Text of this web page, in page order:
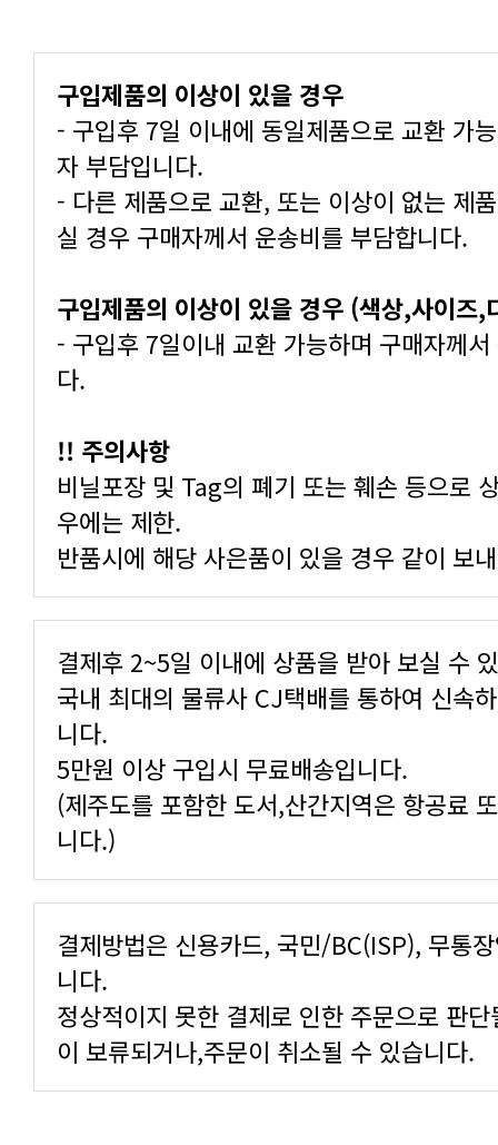
구입제품의 이상이 있을 경우
자 부담입니다.
실 경우 구매자께서 운송비를 부담합니다.
구입제품의 이상이 있을 경우 (색상,사이즈,
다.
!! 주의사항
우에는 제한.
반품시에 해당 사은품이 있을 경우 같이 보
결제후 2~5일 이내에 상품을 받아 보실 수
니다.
5만원 이상 구입시 무료배송입니다.
니다.)
니다.
이 보류되거나,주문이 취소될 수 있습니다.